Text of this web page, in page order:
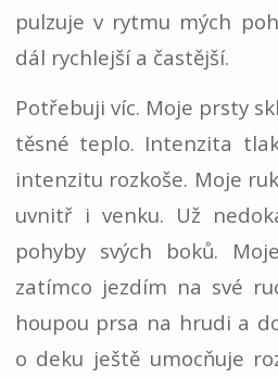
pulzuje v rytmu mých
dál rychlejší a častější.
Potřebuji víc. Moje prsty
těsné teplo. Intenzita
intenzitu rozkoše. Moje
uvnitř i venku. Už
pohyby svých boků.
zatímco jezdím na své
houpou prsa na hrudi a
o deku ještě umocňuje